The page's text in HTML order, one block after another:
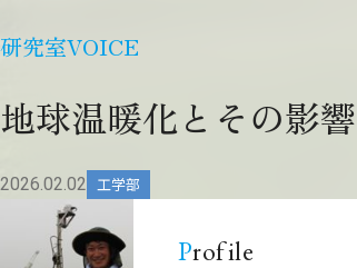
研究室VOICE
地球温暖化とその影響
2026.02.02 工学部
Profile